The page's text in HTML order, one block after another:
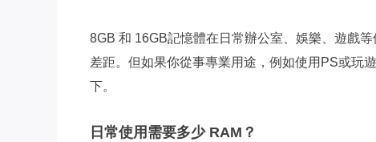
8GB 和 16GB記憶體在日常辦公室、娛樂、遊戲
差距。但如果你從事專業用途，例如使用PS或玩
下。
日常使用需要多少 RAM？